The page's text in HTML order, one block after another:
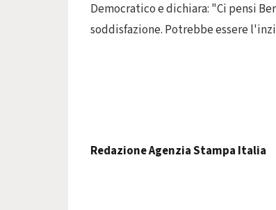
Democratico e dichiara: "Ci pensi
soddisfazione. Potrebbe essere
Redazione Agenzia Stampa Italia